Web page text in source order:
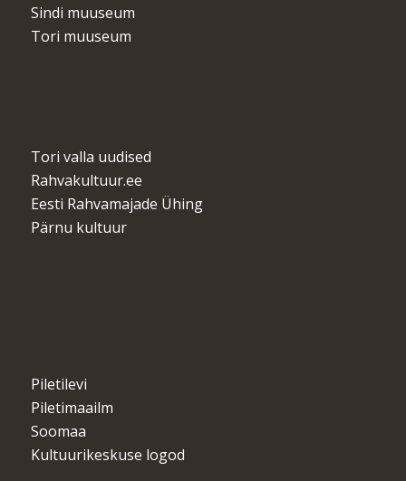
Sindi muuseum
Tori muuseum
Tori valla uudised
Rahvakultuur.ee
Eesti Rahvamajade Ühing
Pärnu kultuur
Piletilevi
Piletimaailm
Soomaa
Kultuurikeskuse logod